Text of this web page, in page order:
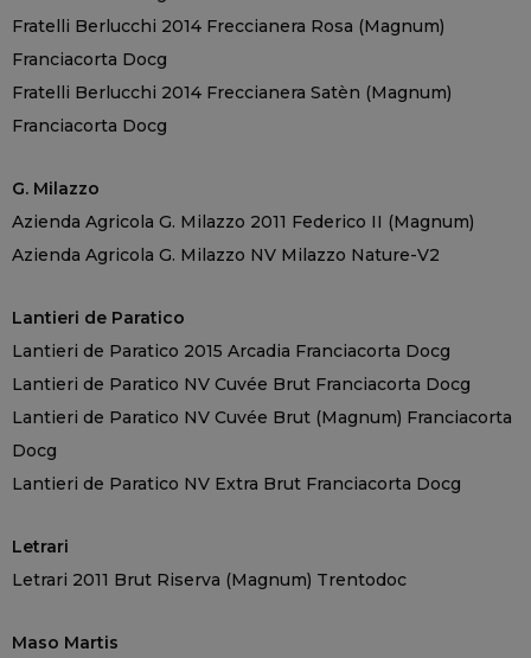
Fratelli Berlucchi 2014 Freccianera Rosa (Magnum)
Franciacorta Docg
Fratelli Berlucchi 2014 Freccianera Satèn (Magnum)
Franciacorta Docg
G. Milazzo
Azienda Agricola G. Milazzo 2011 Federico II (Magnum)
Azienda Agricola G. Milazzo NV Milazzo Nature-V2
Lantieri de Paratico
Lantieri de Paratico 2015 Arcadia Franciacorta Docg
Lantieri de Paratico NV Cuvée Brut Franciacorta Docg
Lantieri de Paratico NV Cuvée Brut (Magnum) Franciacorta
Docg
Lantieri de Paratico NV Extra Brut Franciacorta Docg
Letrari
Letrari 2011 Brut Riserva (Magnum) Trentodoc
Maso Martis